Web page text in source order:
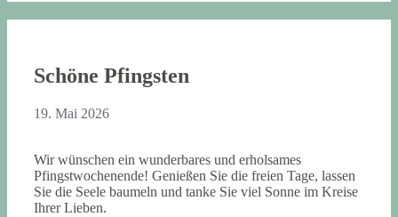
Schöne Pfingsten
19. Mai 2026
Wir wünschen ein wunderbares und erholsames
Pfingstwochenende! Genießen Sie die freien Tage, lassen
Sie die Seele baumeln und tanke Sie viel Sonne im Kreise
Ihrer Lieben.